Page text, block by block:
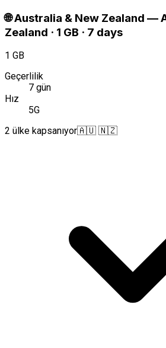
🌐Australia & New Zealand —
Zealand · 1 GB · 7 days
1 GB
Geçerlilik
7 gün
Hız
5G
2 ülke kapsanıyor🇦🇺 🇳🇿